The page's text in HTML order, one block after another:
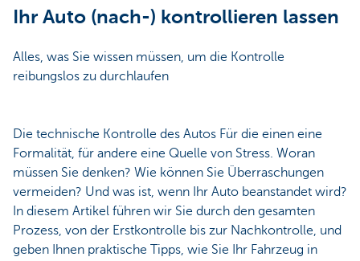
Ihr Auto (nach-) kontrollieren lassen
Alles, was Sie wissen müssen, um die Kontrolle
reibungslos zu durchlaufen
Die technische Kontrolle des Autos Für die einen eine
Formalität, für andere eine Quelle von Stress. Woran
müssen Sie denken? Wie können Sie Überraschungen
vermeiden? Und was ist, wenn Ihr Auto beanstandet wird?
In diesem Artikel führen wir Sie durch den gesamten
Prozess, von der Erstkontrolle bis zur Nachkontrolle, und
geben Ihnen praktische Tipps, wie Sie Ihr Fahrzeug in